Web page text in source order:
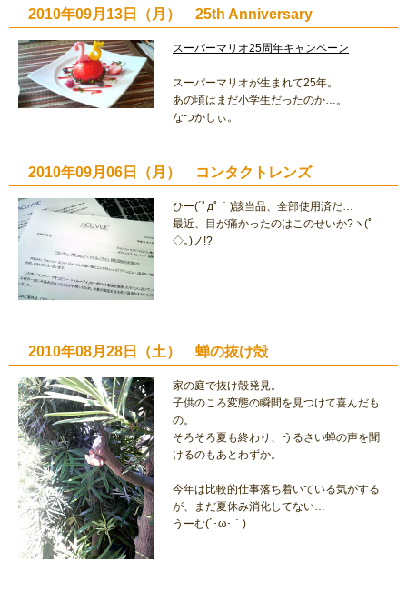
2010年09月13日（月） 25th Anniversary
スーパーマリオ25周年キャンペーン
スーパーマリオが生まれて25年。
あの頃はまだ小学生だったのか…。
なつかしぃ。
2010年09月06日（月） コンタクトレンズ
ひー(´ﾟдﾟ｀)該当品、全部使用済だ…
最近、目が痛かったのはこのせいか?ヽ(ﾟ
◇｡)ノ!?
2010年08月28日（土） 蝉の抜け殻
家の庭で抜け殻発見。
子供のころ変態の瞬間を見つけて喜んだも
の。
そろそろ夏も終わり、うるさい蝉の声を聞
けるのもあとわずか。
今年は比較的仕事落ち着いている気がする
が、まだ夏休み消化してない…
うーむ(´･ω･｀)